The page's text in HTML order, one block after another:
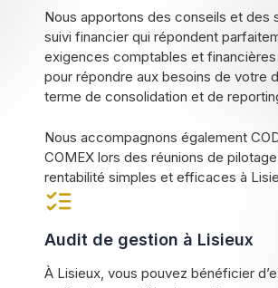
Nous apportons des conseils et des
suivi financier qui répondent
exigences comptables et financières
pour répondre aux besoins de votre
terme de consolidation et de
Nous accompagnons également
COMEX lors des réunions de
rentabilité simples et efficaces à
Audit de gestion à Lisieux
À Lisieux, vous pouvez bénéficier